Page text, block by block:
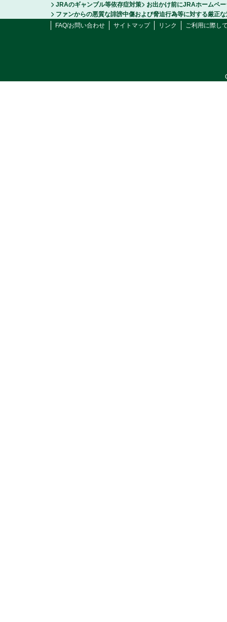
JRAのギャンブル等依存症対策
お出かけ前にJRAホームペ
ファンからの悪質な誹謗中傷および脅迫行為等に対する厳正
FAQ/お問い合わせ
サイトマップ リンク ご利用に際し